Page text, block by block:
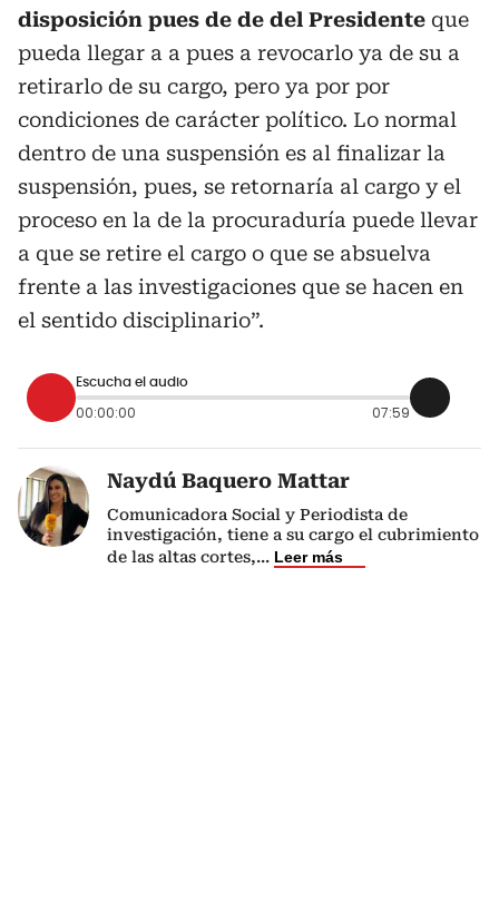
disposición pues de de del Presidente que
pueda llegar a a pues a revocarlo ya de su a
retirarlo de su cargo, pero ya por por
condiciones de carácter político. Lo normal
dentro de una suspensión es al finalizar la
suspensión, pues, se retornaría al cargo y el
proceso en la de la procuraduría puede llevar
a que se retire el cargo o que se absuelva
frente a las investigaciones que se hacen en
el sentido disciplinario”.
Escucha el audio
00:00:00 07:59
Naydú Baquero Mattar
Comunicadora Social y Periodista de
investigación, tiene a su cargo el cubrimiento
de las altas cortes,... Leer más